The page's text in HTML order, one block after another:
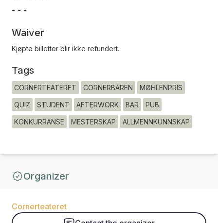
- - -
Waiver
Kjøpte billetter blir ikke refundert.
Tags
CORNERTEATERET CORNERBAREN MØHLENPRIS
QUIZ STUDENT AFTERWORK BAR PUB
KONKURRANSE MESTERSKAP ALLMENNKUNNSKAP
Organizer
Cornerteateret